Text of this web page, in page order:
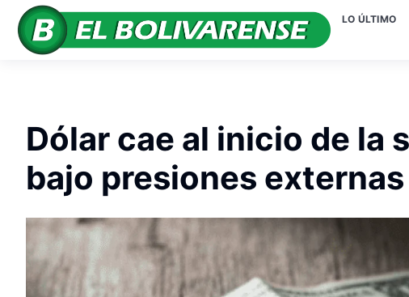
LO ÚLTIMO
Dólar cae al inicio de la
bajo presiones